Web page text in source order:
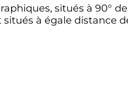
situés à 90°
situés à égale distance